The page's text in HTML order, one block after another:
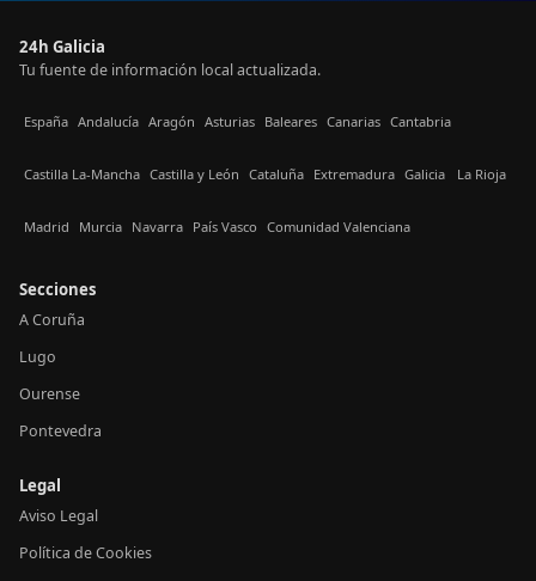
24h Galicia
Tu fuente de información local actualizada.
España Andalucía Aragón Asturias Baleares Canarias Cantabria
Castilla La-Mancha Castilla y León Cataluña Extremadura Galicia La Rioja
Madrid Murcia Navarra País Vasco Comunidad Valenciana
Secciones
A Coruña
Lugo
Ourense
Pontevedra
Legal
Aviso Legal
Política de Cookies